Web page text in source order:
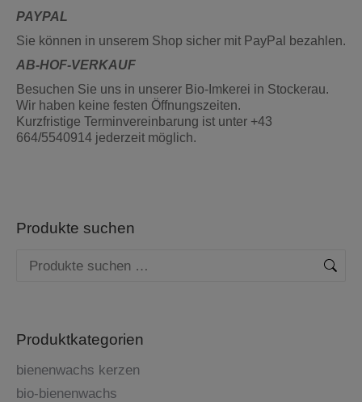
PAYPAL
Sie können in unserem Shop sicher mit PayPal bezahlen.
AB-HOF-VERKAUF
Besuchen Sie uns in unserer Bio-Imkerei in Stockerau.
Wir haben keine festen Öffnungszeiten.
Kurzfristige Terminvereinbarung ist unter +43
664/5540914 jederzeit möglich.
Produkte suchen
Produktkategorien
bienenwachs kerzen
bio-bienenwachs